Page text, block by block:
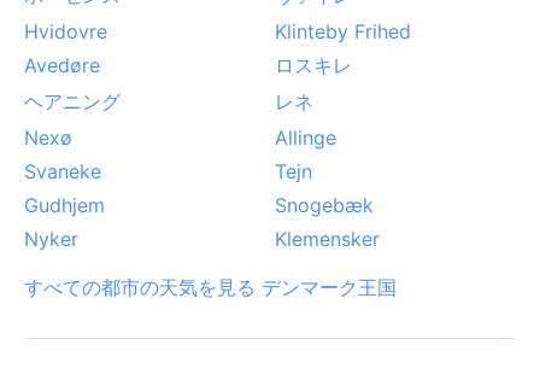
Hvidovre
Klinteby Frihed
Avedøre
ロスキレ
ヘアニング
レネ
Nexø
Allinge
Svaneke
Tejn
Gudhjem
Snogebæk
Nyker
Klemensker
すべての都市の天気を見る デンマーク王国